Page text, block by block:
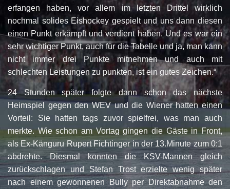
erfangen haben, vor allem im letzten Drittel wirklich
nochmal solides Eishockey gespielt und uns dann diesen
einen Punkt erkämpft und verdient haben. Und es war ein
sehr wichtiger Punkt, auch für die Tabelle und ja, man kann
nicht immer drei Punkte mitnehmen und auch mit
schlechten Leistungen zu punkten, ist ein gutes Zeichen.“
24 Stunden später folgte dann schon das nächste
Heimspiel gegen den WEV und die Wiener hatten einen
Vorteil: Sie hatten tags zuvor spielfrei, was man auch
merkte. Wie schon am Vortag gingen die Gäste in Front,
als Ex-Känguru Rupert Fichtinger in der 13.Minute zum 0:1
abdrehte. Diesmal konnten die KSV-Mannen gleich
zurückschlagen und Stefan Trost erzielte wenig später
nach einem gewonnenen Bully per Direktabnahme den